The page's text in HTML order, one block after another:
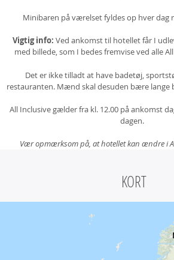
Minibaren på værelset fyldes op hver dag
Vigtig info: Ved ankomst til hotellet får I
med billede, som I bedes fremvise ved alle
Det er ikke tilladt at have badetøj,
restauranten. Mænd skal desuden bære lange
All Inclusive gælder fra kl. 12.00 på ankomst
dagen.
Vær opmærksom på, at hotellet kan ændre i
KORT